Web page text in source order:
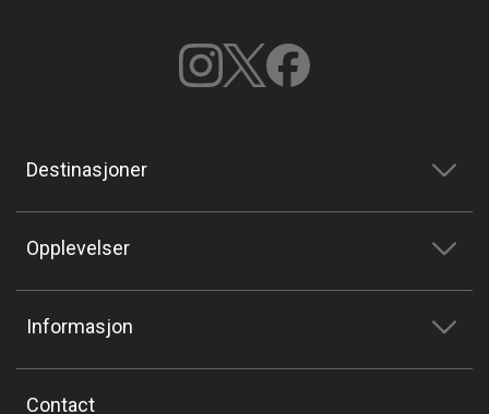
Destinasjoner
Opplevelser
Informasjon
Contact